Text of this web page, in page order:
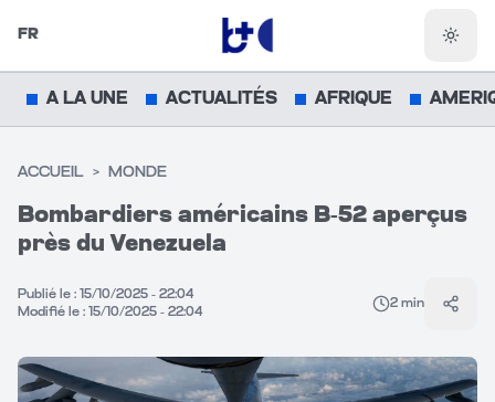
FR
A LA UNE ACTUALITÉS AFRIQUE
ACCUEIL > MONDE
Bombardiers américains B-52 aperçus
près du Venezuela
Publié le : 15/10/2025 - 22:04
Modifié le : 15/10/2025 - 22:04
2 min